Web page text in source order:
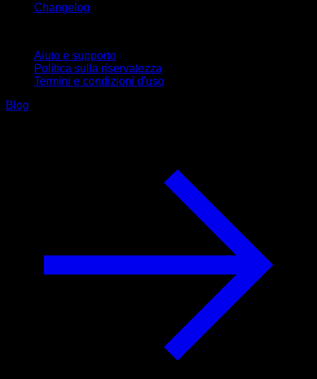
Changelog
Aiuto e supporto
Politica sulla riservatezza
Termini e condizioni d'uso
Blog